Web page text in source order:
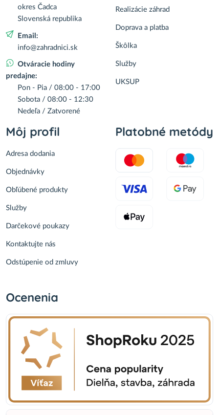
okres Čadca
Slovenská republika
Email:
info@zahradnici.sk
Otváracie hodiny
predajne:
Pon - Pia / 08:00 - 17:00
Sobota / 08:00 - 12:30
Nedeľa / Zatvorené
Realizácie záhrad
Doprava a platba
Škôlka
Služby
UKSUP
Môj profil
Adresa dodania
Objednávky
Obľúbené produkty
Služby
Darčekové poukazy
Kontaktujte nás
Odstúpenie od zmluvy
Platobné metódy
Ocenenia